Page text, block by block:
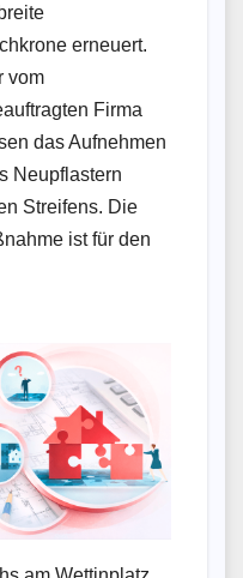
erneuert.
vom
Firma
das Aufnehmen
Neupflastern
Streifens. Die
ist für den